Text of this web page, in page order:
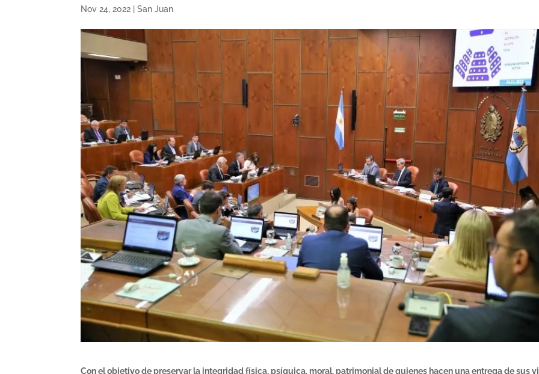
Nov 24, 2022 |San Juan
Con el objetivo de preservar la integridad física, psíquica, moral, patrimonial de quienes hacen una entrega de sus